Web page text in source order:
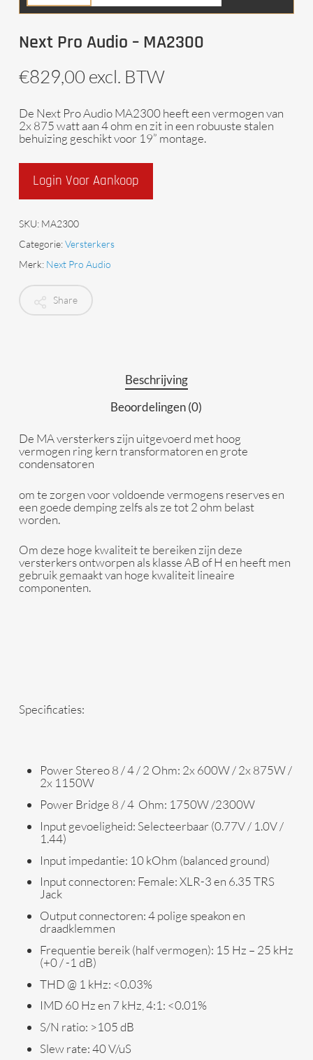
Next Pro Audio – MA2300
€829,00 excl. BTW
De Next Pro Audio MA2300 heeft een vermogen van
2x 875 watt aan 4 ohm en zit in een robuuste stalen
behuizing geschikt voor 19” montage.
Login Voor Aankoop
SKU: MA2300
Categorie:Versterkers
Merk: Next Pro Audio
Share
Beschrijving
Beoordelingen (0)
De MA versterkers zijn uitgevoerd met hoog
vermogen ring kern transformatoren en grote
condensatoren
om te zorgen voor voldoende vermogens reserves en
een goede demping zelfs als ze tot 2 ohm belast
worden.
Om deze hoge kwaliteit te bereiken zijn deze
versterkers ontworpen als klasse AB of H en heeft men
gebruik gemaakt van hoge kwaliteit lineaire
componenten.
Specificaties:
Power Stereo 8 / 4 / 2 Ohm: 2x 600W / 2x 875W /
2x 1150W
Power Bridge 8 / 4 Ohm: 1750W /2300W
Input gevoeligheid: Selecteerbaar (0.77V / 1.0V /
1.44)
Input impedantie: 10 kOhm (balanced ground)
Input connectoren: Female: XLR-3 en 6.35 TRS
Jack
Output connectoren: 4 polige speakon en
draadklemmen
Frequentie bereik (half vermogen): 15 Hz – 25 kHz
(+0 / -1 dB)
THD @ 1 kHz: <0.03%
IMD 60 Hz en 7 kHz, 4:1: <0.01%
S/N ratio: >105 dB
Slew rate: 40 V/uS